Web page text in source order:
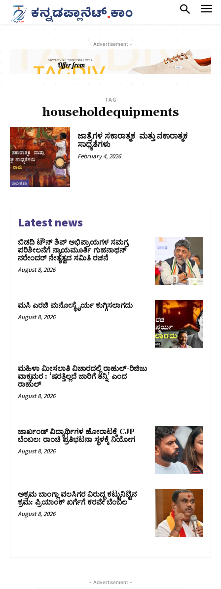
- Advertisement -
TAG
householdequipments
ಅಂಕಣ
ಜಾತ್ರೆಗಳ ಸಕಾರಾತ್ಮಕ ಮತ್ತು ನಕಾರಾತ್ಮಕ
ಸಾಧ್ಯತೆಗಳು
February 4, 2026
Latest news
ಬಿಡದಿ ಟೌನ್ ಶಿಪ್ ಅಭಿಪ್ರಾಯಗಳ ಸಮಗ್ರ
ಪರಿಶೀಲನೆಗೆ ನ್ಯಾಯಮೂರ್ತಿ ಗುಹನಾಥನ್
ನರೇಂದರ್ ನೇತೃತ್ವದ ಸಮಿತಿ ರಚನೆ
August 8, 2026
ಮಸಿ ಎರಚಿ ಮನೋಸ್ಥೈರ್ಯ ಕುಗ್ಗಿಸಲಾಗದು
August 8, 2026
ಮಹಿಳಾ ಮೀಸಲಾತಿ ವಿಚಾರದಲ್ಲಿ ರಾಹುಲ್‌-ರಿಜಿಜು
ವಾಕ್ಸಮರ : ‘ಷರತ್ತಿಲ್ಲದೆ ಜಾರಿಗೆ ತನ್ನಿ’ ಎಂದ
ರಾಹುಲ್‌
August 8, 2026
ಜಾರ್ಖಂಡ್‌ ವಿದ್ಯಾರ್ಥಿಗಳ ಹೋರಾಟಕ್ಕೆ CJP
ಬೆಂಬಲ: ರಾಂಚಿ ಪ್ರತಿಭಟನಾ ಸ್ಥಳಕ್ಕೆ ನಿಯೋಗ
August 8, 2026
ಅಕ್ರಮ ಬಾಂಗ್ಲಾ ವಲಸಿಗರ ವಿರುದ್ಧ ಕಟ್ಟುನಿಟ್ಟಿನ
ಕ್ರಮ: ಪ್ರಿಯಾಂಕ್ ಖರ್ಗೆಗೆ ಕರವೇ ಬೆಂಬಲ
August 8, 2026
- Advertisement -